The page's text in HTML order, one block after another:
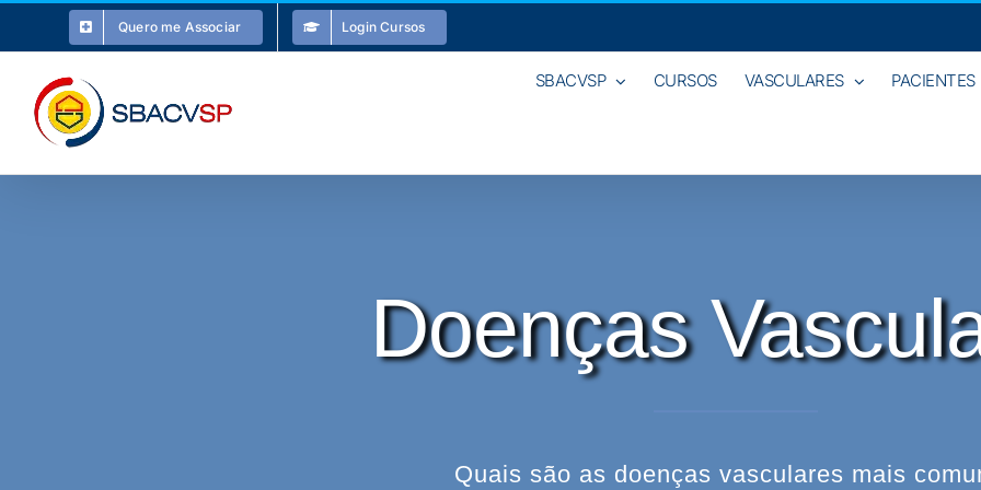
o
conteúdo
Quero me Associar Login Cursos
SBACVSP CURSOS VASCULARES PACIENTES
Doenças
Quais são as doenças vasculares mais